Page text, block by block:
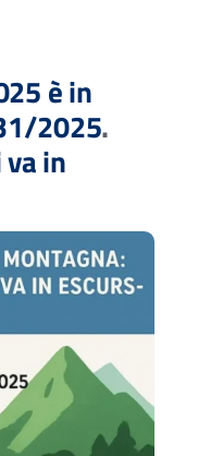
è in
2025.
in